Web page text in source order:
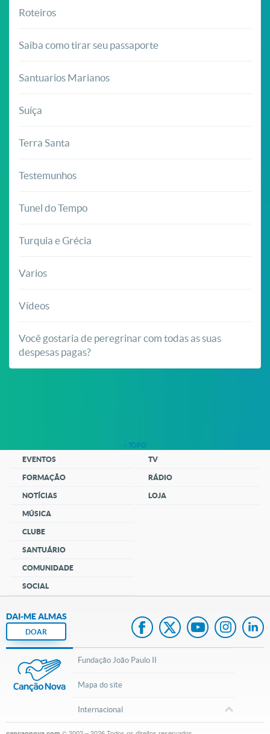
Roteiros
Saiba como tirar seu passaporte
Santuarios Marianos
Suíça
Terra Santa
Testemunhos
Tunel do Tempo
Turquia e Grécia
Varios
Vídeos
Você gostaria de peregrinar com todas as suas
despesas pagas?
↑ TOPO
EVENTOS
FORMAÇÃO
NOTÍCIAS
MÚSICA
CLUBE
SANTUÁRIO
COMUNIDADE
SOCIAL
TV
RÁDIO
LOJA
DAI-ME ALMAS
DOAR
Fundação João Paulo II
Mapa do site
Internacional